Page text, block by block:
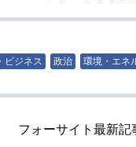
ビジネス 政治 環境・エネ
フォーサイト最新記